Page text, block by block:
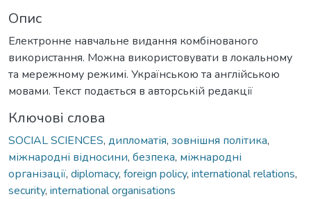
Опис
Електронне навчальне видання комбінованого
використання. Можна використовувати в локальному
та мережному режимі. Українською та англійською
мовами. Текст подається в авторській редакції
Ключові слова
SOCIAL SCIENCES, дипломатія, зовнішня політика,
міжнародні відносини, безпека, міжнародні
організації, diplomacy, foreign policy, international relations,
security, international organisations